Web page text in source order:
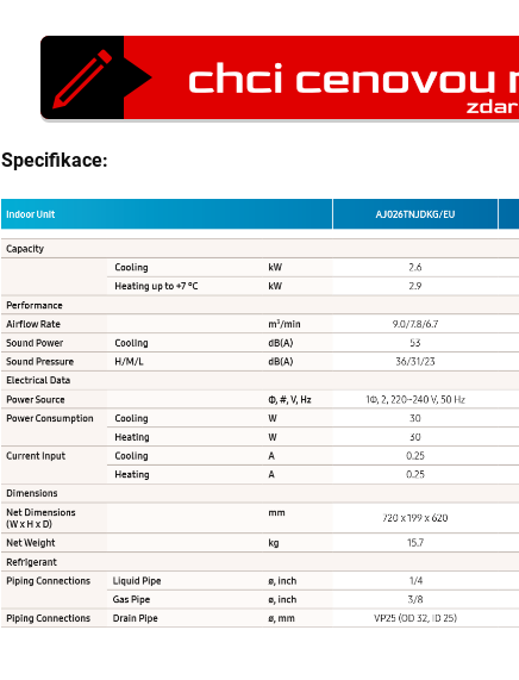
Specifikace: